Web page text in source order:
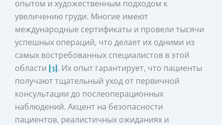
опытом и художественным подходом к
увеличению груди. Многие имеют
международные сертификаты и провели тысячи
успешных операций, что делает их одними из
самых востребованных специалистов в этой
области [3]. Их опыт гарантирует, что пациенты
получают тщательный уход от первичной
консультации до послеоперационных
наблюдений. Акцент на безопасности
пациентов, реалистичных ожиданиях и